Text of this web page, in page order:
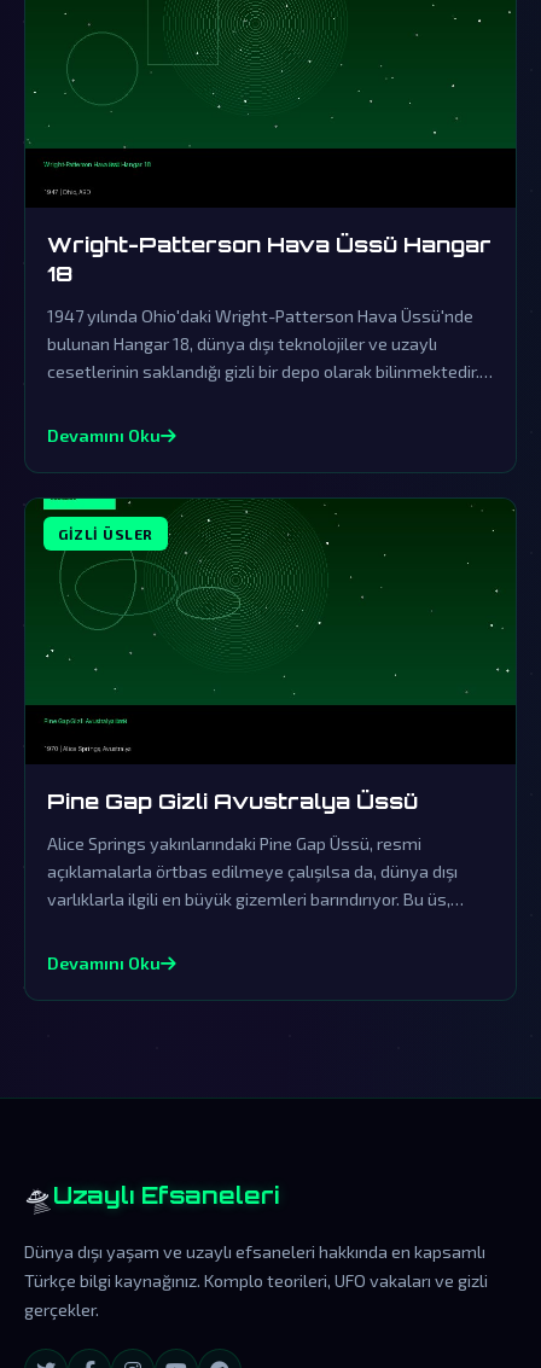
Wright-Patterson Hava Üssü Hangar
18
1947 yılında Ohio'daki Wright-Patterson Hava Üssü'nde
bulunan Hangar 18, dünya dışı teknolojiler ve uzaylı
cesetlerinin saklandığı gizli bir depo olarak bilinmektedir.
gerçeklerin üzerinin örtülmesinin kanıtıdır.
Devamını Oku
GIZLI ÜSLER
Pine Gap Gizli Avustralya Üssü
Alice Springs yakınlarındaki Pine Gap Üssü, resmi
açıklamalarla örtbas edilmeye çalışılsa da, dünya dışı
varlıklarla ilgili en büyük gizemleri barındırıyor. Bu üs,
yer alıyor.
Devamını Oku
🛸 Uzaylı Efsaneleri
Dünya dışı yaşam ve uzaylı efsaneleri hakkında en kapsamlı
Türkçe bilgi kaynağınız. Komplo teorileri, UFO vakaları ve gizli
gerçekler.